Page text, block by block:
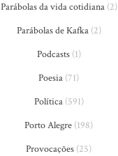
Parábolas da vida cotidiana(2)
Parábolas de Kafka(2)
Podcasts(1)
Poesia (71)
Política(591)
Porto Alegre (198)
Provocações (25)